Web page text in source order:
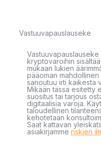
Vastuuvapauslauseke
kryptovaroihin
mukaan lukien
pääoman mahdollinen
sanoutuu irti kaikesta
Mikään tässä esitetty
suositus tai tarjous
digitaalisia varoja.
taloudellinen
kehotetaan
Saat kattavan
asiakirjamme riskien